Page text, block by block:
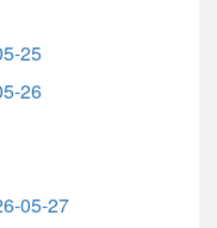
25
26
05-27